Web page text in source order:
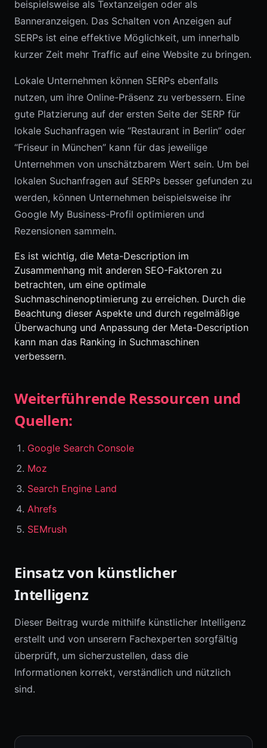
beispielsweise als Textanzeigen oder als
Banneranzeigen. Das Schalten von Anzeigen auf
SERPs ist eine effektive Möglichkeit, um innerhalb
kurzer Zeit mehr Traffic auf eine Website zu bringen.
Lokale Unternehmen können SERPs ebenfalls
nutzen, um ihre Online-Präsenz zu verbessern. Eine
gute Platzierung auf der ersten Seite der SERP für
lokale Suchanfragen wie “Restaurant in Berlin” oder
“Friseur in München” kann für das jeweilige
Unternehmen von unschätzbarem Wert sein. Um bei
lokalen Suchanfragen auf SERPs besser gefunden zu
werden, können Unternehmen beispielsweise ihr
Google My Business-Profil optimieren und
Rezensionen sammeln.
Es ist wichtig, die Meta-Description im
Zusammenhang mit anderen SEO-Faktoren zu
betrachten, um eine optimale
Suchmaschinenoptimierung zu erreichen. Durch die
Beachtung dieser Aspekte und durch regelmäßige
Überwachung und Anpassung der Meta-Description
kann man das Ranking in Suchmaschinen
verbessern.
Weiterführende Ressourcen und
Quellen:
Google Search Console
Moz
Search Engine Land
Ahrefs
SEMrush
Einsatz von künstlicher
Intelligenz
Dieser Beitrag wurde mithilfe künstlicher Intelligenz
erstellt und von unserern Fachexperten sorgfältig
überprüft, um sicherzustellen, dass die
Informationen korrekt, verständlich und nützlich
sind.